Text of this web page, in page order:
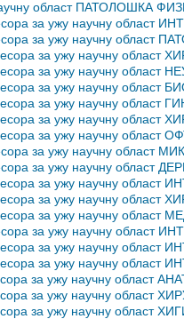
област ПАТОЛОШКА
за ужу научну област
за ужу научну област
за ужу научну
за ужу научну област
за ужу научну
за ужу научну
за ужу научну
за ужу научну област
за ужу научну област
за ужу научну област
за ужу научну област
за ужу научну
за ужу научну
за ужу научну област
за ужу научну област
за ужу научну област
за ужу научну област
за ужу научну област
за ужу научну